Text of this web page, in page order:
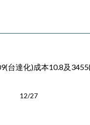
台達化)成本10.8及
12/27